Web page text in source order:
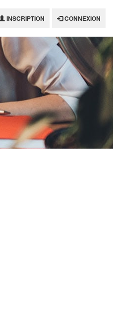
INSCRIPTION CONNEXION